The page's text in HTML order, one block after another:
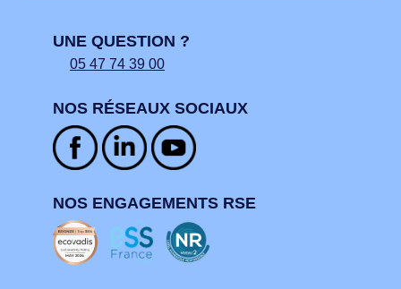
UNE QUESTION ?
05 47 74 39 00
NOS RÉSEAUX SOCIAUX
NOS ENGAGEMENTS RSE